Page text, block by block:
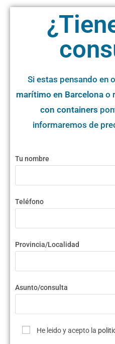
Si estas pensando en
marítimo en Barcelona o
con containers
informaremos de
Tu nombre
Teléfono
Provincia/Localidad
Asunto/consulta
He leido y acepto la